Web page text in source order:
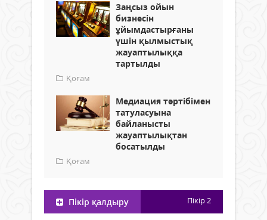
Заңсыз ойын
бизнесін
ұйымдастырғаны
үшін қылмыстық
жауаптылыққа
тартылды
Қоғам
Медиация тәртібімен
татуласуына
байланысты
жауаптылықтан
босатылды
Қоғам
Пікір қалдыру Пікір2